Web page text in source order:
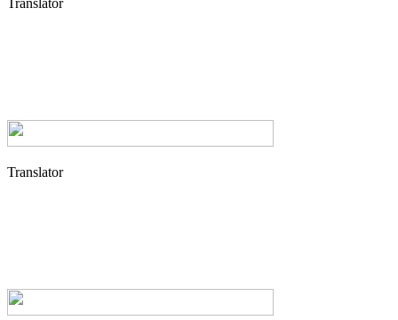
Translator
Translator